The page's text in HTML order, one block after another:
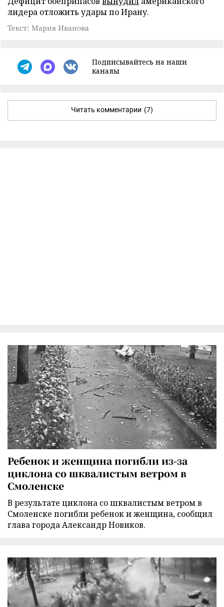
лидера отложить удары по Ирану.
Текст: Мария Иванова
Подписывайтесь на наши
каналы
Читать комментарии (7)
Ребенок и женщина погибли из-за
циклона со шквалистым ветром в
Смоленске
В результате циклона со шквалистым ветром в
Смоленске погибли ребенок и женщина, сообщил
глава города Александр Новиков.